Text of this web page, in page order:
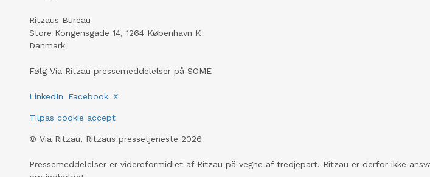
Ritzaus Bureau
Store Kongensgade 14, 1264 København K
Danmark
Følg Via Ritzau pressemeddelelser på SOME
LinkedIn Facebook X
Tilpas cookie accept
© Via Ritzau, Ritzaus pressetjeneste 2026
Pressemeddelelser er videreformidlet af Ritzau på vegne af tredjepart. Ritzau er derfor ikke